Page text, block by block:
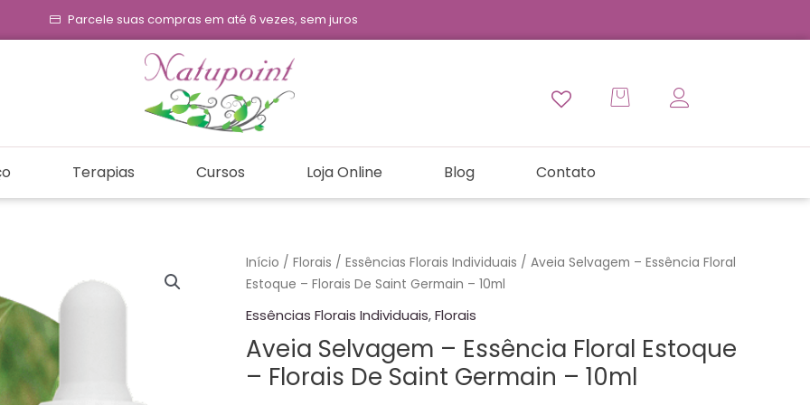
Parcele suas compras em até 6 vezes, sem juros
Terapias Cursos Loja Online Blog Contato
Início / Florais / Essências Florais Individuais / Aveia Selvagem – Essência Floral
Estoque – Florais De Saint Germain – 10ml
Essências Florais Individuais,Florais
Aveia Selvagem – Essência Floral Estoque
– Florais De Saint Germain – 10ml
Aveia
Selvagem
Floral
Estoque